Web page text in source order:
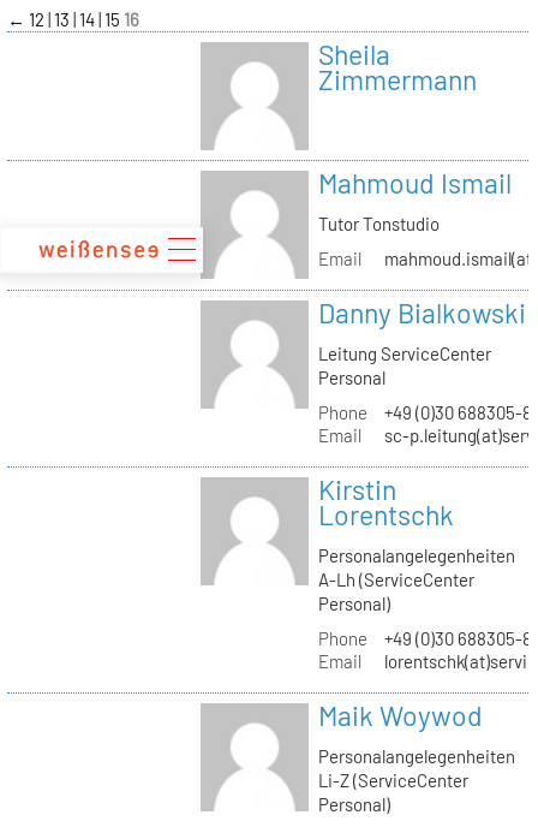
zum
Inhalt
← 12 13 14 15 16
Sheila
Zimmermann
Mahmoud Ismail
Tutor Tonstudio
Email
Danny Bialkowski
Leitung ServiceCenter
Personal
Phone
+49 (0)30 688305-
Email
sc-
Kirstin
Lorentschk
Personalangelegenheiten
A-Lh (ServiceCenter
Personal)
Phone
+49 (0)30 688305-
Email
Maik Woywod
Personalangelegenheiten
Li-Z (ServiceCenter
Personal)